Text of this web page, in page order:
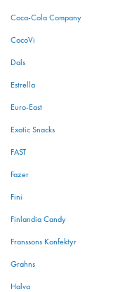
Coca-Cola Company
CocoVi
Dals
Estrella
Euro-East
Exotic Snacks
FAST
Fazer
Fini
Finlandia Candy
Franssons Konfektyr
Grahns
Halva